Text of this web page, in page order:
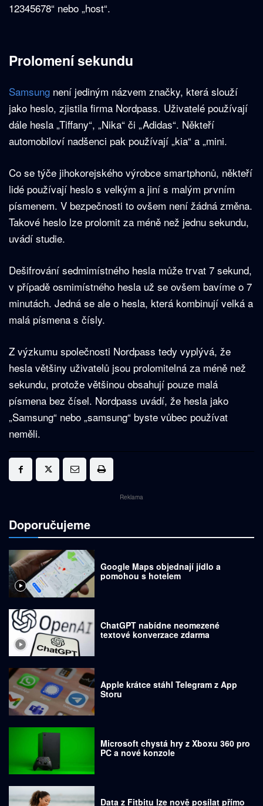
12345678“ nebo „host“.
Prolomení sekundu
Samsung není jediným názvem značky, která slouží
jako heslo, zjistila firma Nordpass. Uživatelé používají
dále hesla „Tiffany“, „Nika“ či „Adidas“. Někteří
automobiloví nadšenci pak používají „kia“ a „mini.
Co se týče jihokorejského výrobce smartphonů, někteří
lidé používají heslo s velkým a jiní s malým prvním
písmenem. V bezpečnosti to ovšem není žádná změna.
Takové heslo lze prolomit za méně než jednu sekundu,
uvádí studie.
Dešifrování sedmimístného hesla může trvat 7 sekund,
v případě osmimístného hesla už se ovšem bavíme o 7
minutách. Jedná se ale o hesla, která kombinují velká a
malá písmena s čísly.
Z výzkumu společnosti Nordpass tedy vyplývá, že
hesla většiny uživatelů jsou prolomitelná za méně než
sekundu, protože většinou obsahují pouze malá
písmena bez čísel. Nordpass uvádí, že hesla jako
„Samsung“ nebo „samsung“ byste vůbec používat
neměli.
Reklama
Doporučujeme
Google Maps objednají jídlo a
pomohou s hotelem
ChatGPT nabídne neomezené
textové konverzace zdarma
Apple krátce stáhl Telegram z App
Storu
Microsoft chystá hry z Xboxu 360 pro
PC a nové konzole
Data z Fitbitu lze nově posílat přímo